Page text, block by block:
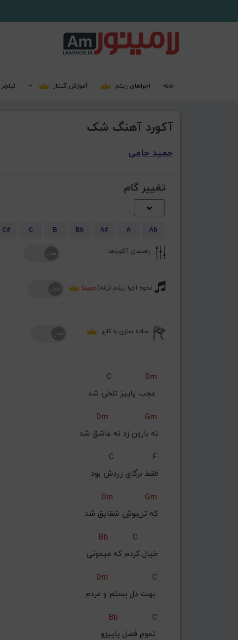
خانه اجراهای ریتم آموزش گیتار
آکورد آهنگ شک
حمید حامی
تغییر گام
Ab
A
A#
Bb
B
C
C#
راهنمای آکوردها
نحوه اجرا ریتم ترانه(جدید)
ساده سازی با کاپو
C
Dm
Dm
Gm
نه بارون زد نه عاشق شد
C
F
فقط برگای زردش بود
Dm
Gm
که تن‌پوشِ شقایق شد
Bb
C
خیال کردم که میمونی
Dm
C
Bb
C